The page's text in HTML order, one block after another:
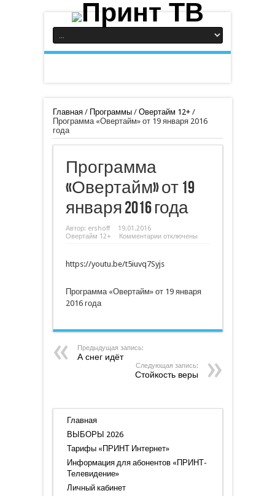
Главная/ Программы/ Овертайм 12+/
Программа «Овертайм» от 19 января 2016
года
Программа
«Овертайм» от 19
января 2016 года
Автор: ershoff
19.01.2016
Овертайм 12+
Комментариик
от
2016
отключены
https://youtu.be/t5iuvq7Syjs
Программа «Овертайм» от 19 января
2016 года
Предыдущая запись:
А снег идёт
Следующая запись:
Стойкость веры
Главная
ВЫБОРЫ 2026
Тарифы «ПРИНТ Интернет»
Информация для абонентов «ПРИНТ-
Телевидение»
Личный кабинет